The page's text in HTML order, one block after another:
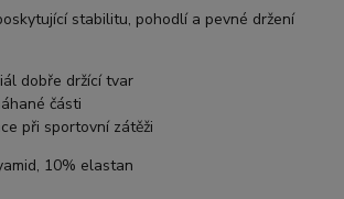
stabilitu, pohodlí a pevné držení
dobře držící tvar
části
při sportovní zátěži
10% elastan